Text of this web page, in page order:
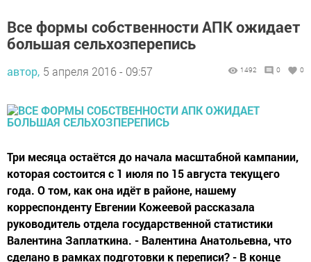
Все формы собственности АПК ожидает
большая сельхозперепись
автор, 5 апреля 2016 - 09:57 1492 0 0
Три месяца остаётся до начала масштабной кампании,
которая состоится с 1 июля по 15 августа текущего
года. О том, как она идёт в районе, нашему
корреспонденту Евгении Кожеевой рассказала
руководитель отдела государственной статистики
Валентина Заплаткина. - Валентина Анатольевна, что
сделано в рамках подготовки к переписи? - В конце